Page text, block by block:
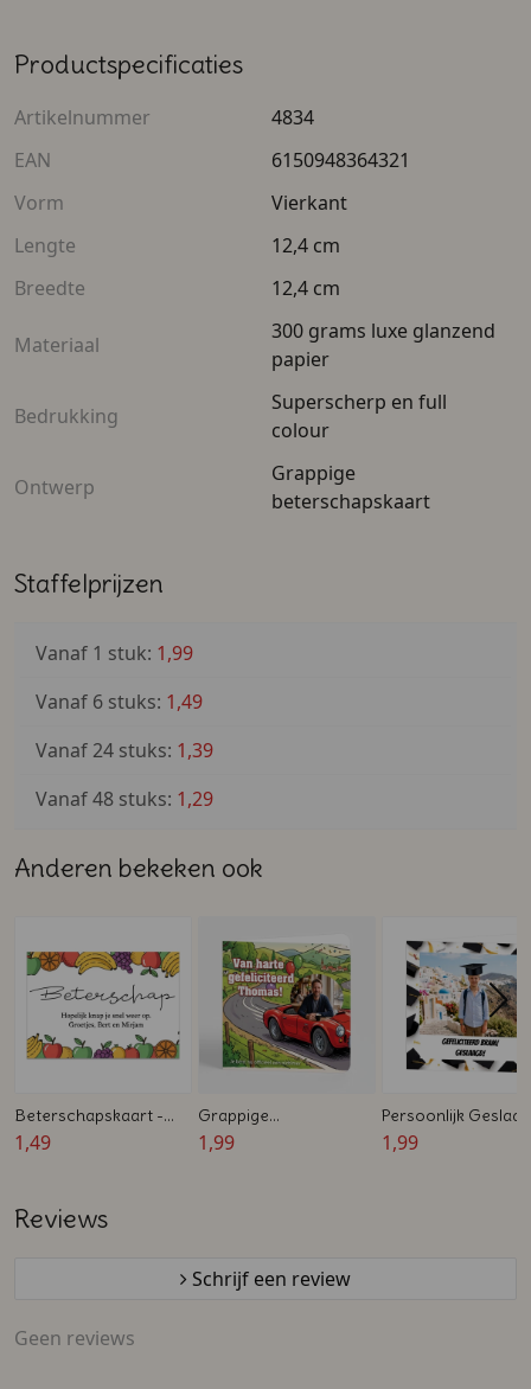
Productspecificaties
Artikelnummer
4834
EAN
6150948364321
Vorm
Vierkant
Lengte
12,4 cm
Breedte
12,4 cm
Materiaal
300 grams luxe glanzend
papier
Bedrukking
Superscherp en full
colour
Ontwerp
Grappige
beterschapskaart
Staffelprijzen
Vanaf 1 stuk: 1,99
Vanaf 6 stuks: 1,49
Vanaf 24 stuks: 1,39
Vanaf 48 stuks: 1,29
Anderen bekeken ook
Beterschapskaart -
Zelf te ontwerpen -
1,49
Grappige
verjaardagskaart man
1,99
Persoonlijk
Kaartje met Foto &
1,99
Reviews
Schrijf een review
Geen reviews